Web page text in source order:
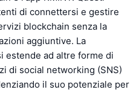
di connettersi e gestire
blockchain senza la
aggiuntive. La
estende ad altre forme di
di social networking (SNS)
il suo potenziale per